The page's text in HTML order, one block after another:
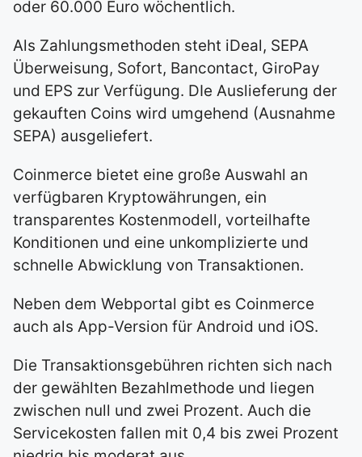
oder 60.000 Euro wöchentlich.
Als Zahlungsmethoden steht iDeal, SEPA
Überweisung, Sofort, Bancontact, GiroPay
und EPS zur Verfügung. DIe Auslieferung der
gekauften Coins wird umgehend (Ausnahme
SEPA) ausgeliefert.
Coinmerce bietet eine große Auswahl an
verfügbaren Kryptowährungen, ein
transparentes Kostenmodell, vorteilhafte
Konditionen und eine unkomplizierte und
schnelle Abwicklung von Transaktionen.
Neben dem Webportal gibt es Coinmerce
auch als App-Version für Android und iOS.
Die Transaktionsgebühren richten sich nach
der gewählten Bezahlmethode und liegen
zwischen null und zwei Prozent. Auch die
Servicekosten fallen mit 0,4 bis zwei Prozent